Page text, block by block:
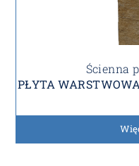
Ścienna
PŁYTA